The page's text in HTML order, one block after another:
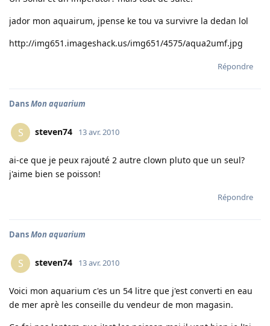
jador mon aquairum, jpense ke tou va survivre la dedan lol
http://img651.imageshack.us/img651/4575/aqua2umf.jpg
Répondre
DansMon aquarium
S steven74 13 avr. 2010
ai-ce que je peux rajouté 2 autre clown pluto que un seul?
j'aime bien se poisson!
Répondre
DansMon aquarium
S steven74 13 avr. 2010
Voici mon aquarium c'es un 54 litre que j'est converti en eau
de mer aprè les conseille du vendeur de mon magasin.